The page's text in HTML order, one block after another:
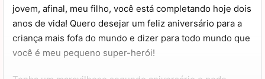
jovem, afinal, meu filho, você está completando hoje dois
anos de vida! Quero desejar um feliz aniversário para a
criança mais fofa do mundo e dizer para todo mundo que
você é meu pequeno super-herói!